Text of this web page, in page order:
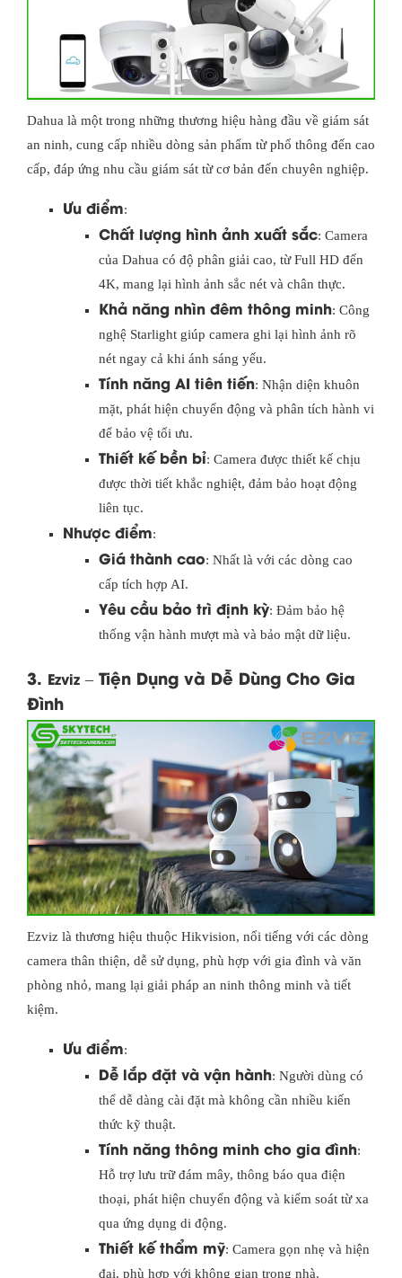
Dahua là một trong những thương hiệu hàng đầu về giám sát
an ninh, cung cấp nhiều dòng sản phẩm từ phổ thông đến cao
cấp, đáp ứng nhu cầu giám sát từ cơ bản đến chuyên nghiệp.
Ưu điểm:
Chất lượng hình ảnh xuất sắc: Camera
của Dahua có độ phân giải cao, từ Full HD đến
4K, mang lại hình ảnh sắc nét và chân thực.
Khả năng nhìn đêm thông minh: Công
nghệ Starlight giúp camera ghi lại hình ảnh rõ
nét ngay cả khi ánh sáng yếu.
Tính năng AI tiên tiến: Nhận diện khuôn
mặt, phát hiện chuyển động và phân tích hành vi
để bảo vệ tối ưu.
Thiết kế bền bỉ: Camera được thiết kế chịu
được thời tiết khắc nghiệt, đảm bảo hoạt động
liên tục.
Nhược điểm:
Giá thành cao: Nhất là với các dòng cao
cấp tích hợp AI.
Yêu cầu bảo trì định kỳ: Đảm bảo hệ
thống vận hành mượt mà và bảo mật dữ liệu.
3. Ezviz – Tiện Dụng và Dễ Dùng Cho Gia
Đình
Ezviz là thương hiệu thuộc Hikvision, nổi tiếng với các dòng
camera thân thiện, dễ sử dụng, phù hợp với gia đình và văn
phòng nhỏ, mang lại giải pháp an ninh thông minh và tiết
kiệm.
Ưu điểm:
Dễ lắp đặt và vận hành: Người dùng có
thể dễ dàng cài đặt mà không cần nhiều kiến
thức kỹ thuật.
Tính năng thông minh cho gia đình:
Hỗ trợ lưu trữ đám mây, thông báo qua điện
thoại, phát hiện chuyển động và kiểm soát từ xa
qua ứng dụng di động.
Thiết kế thẩm mỹ: Camera gọn nhẹ và hiện
đại, phù hợp với không gian trong nhà.